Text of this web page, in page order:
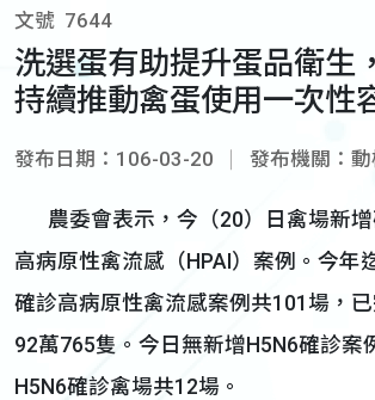
文號 7644
洗選蛋有助提升蛋品衛生
持續推動禽蛋使用一次性
發布日期：106-03-20 發布機關：
農委會表示，今（20）日禽場新增
高病原性禽流感（HPAI）案例。今年
確診高病原性禽流感案例共101場，
92萬765隻。今日無新增H5N6確診案
H5N6確診禽場共12場。